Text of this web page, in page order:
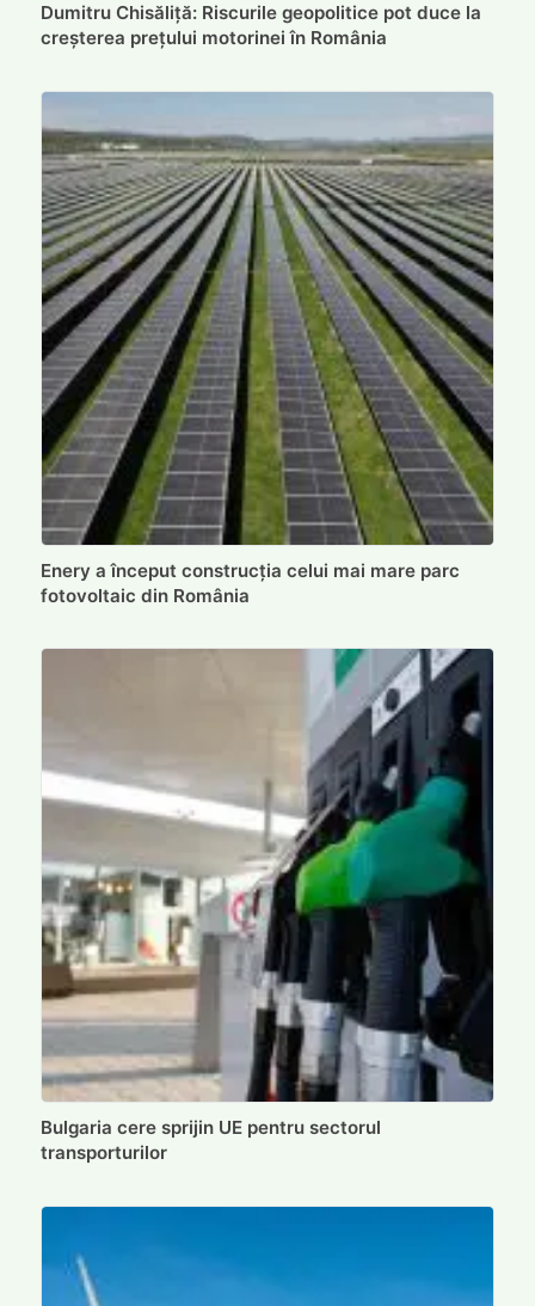
Dumitru Chisăliță: Riscurile geopolitice pot duce la
creșterea prețului motorinei în România
Enery a început construcția celui mai mare parc
fotovoltaic din România
Bulgaria cere sprijin UE pentru sectorul
transporturilor